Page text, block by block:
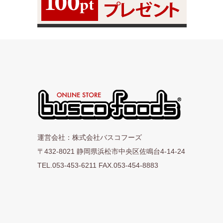
運営会社：株式会社バスコフーズ
〒432-8021 静岡県浜松市中央区佐鳴台4-14-24
TEL.053-453-6211 FAX.053-454-8883